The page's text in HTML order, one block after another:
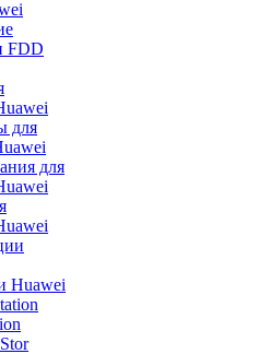
FDD
для
для
Huawei